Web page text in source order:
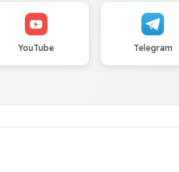
Telegram
YouTube